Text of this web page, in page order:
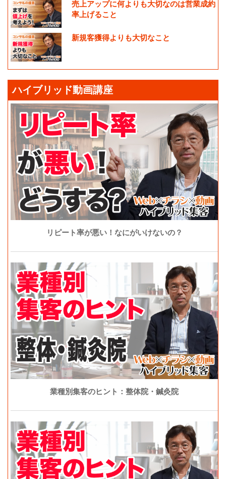
売上アップに何よりも大切なのは営業成約
率上げること
新規客獲得よりも大切なこと
ハイブリッド動画講座
リピート率が悪い！なにがいけないの？
業種別集客のヒント：整体院・鍼灸院